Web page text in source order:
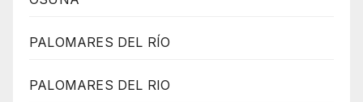
PALOMARES DEL RÍO
PALOMARES DEL RIO